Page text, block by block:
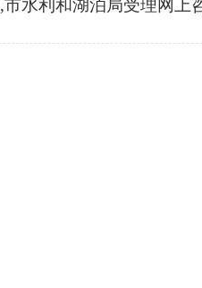
,市水利和湖泊局受理网上